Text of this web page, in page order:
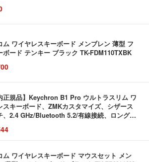
ム ワイヤレスキーボード メンブレン 薄型 フ
ボード テンキー ブラック TK-FDM110TXBK
正規品】Keychron B1 Pro ウルトラスリム ワ
スキーボード、ZMKカスタマイズ、シザース
、2.4 GHz/Bluetooth 5.2/有線接続、ロングバ
ワイト（かな印字なし）, JISレイアウト)
ム ワイヤレスキーボード マウスセット メン